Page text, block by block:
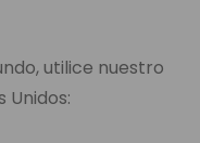
utilice nuestro
Unidos: